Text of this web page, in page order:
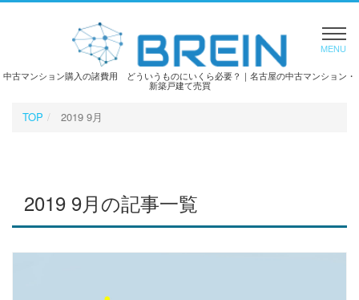
MENU
中古マンション購入の諸費用 どういうものにいくら必要？｜名古屋の中古マンション・
新築戸建て売買
TOP 2019 9月
2019 9月の記事一覧